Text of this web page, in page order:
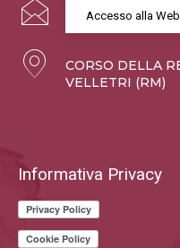
Accesso alla
CORSO DELLA
VELLETRI (RM)
Informativa Privacy